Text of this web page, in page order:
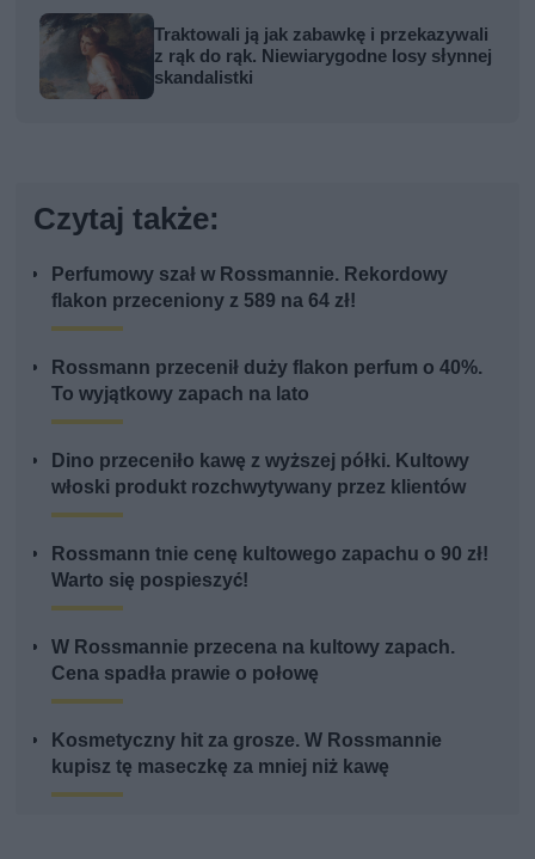
Traktowali ją jak zabawkę i przekazywali
z rąk do rąk. Niewiarygodne losy słynnej
skandalistki
Czytaj także:
Perfumowy szał w Rossmannie. Rekordowy
flakon przeceniony z 589 na 64 zł!
Rossmann przecenił duży flakon perfum o 40%.
To wyjątkowy zapach na lato
Dino przeceniło kawę z wyższej półki. Kultowy
włoski produkt rozchwytywany przez klientów
Rossmann tnie cenę kultowego zapachu o 90 zł!
Warto się pospieszyć!
W Rossmannie przecena na kultowy zapach.
Cena spadła prawie o połowę
Kosmetyczny hit za grosze. W Rossmannie
kupisz tę maseczkę za mniej niż kawę